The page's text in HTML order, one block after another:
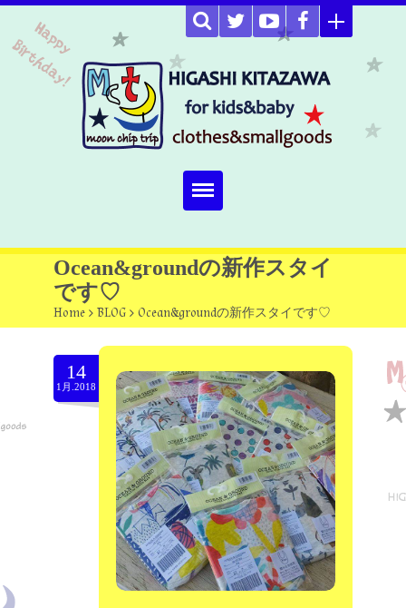
Home
about
omutucake
moon chip trip original
my account
Store
minna kitchen komeco
contact
Ocean&groundの新作スタイ
です♡
Home > BLOG > Ocean&groundの新作スタイです♡
14
1月.2018